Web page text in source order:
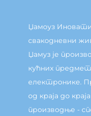
Џамоуз
свакодневни
Џамуз је
кућних
електронике.
од краја до
производње -